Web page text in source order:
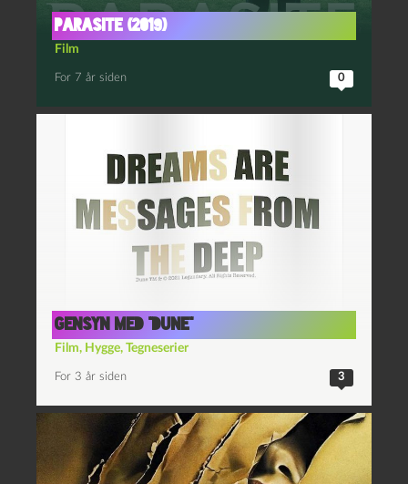
Parasite (2019)
Film
For 7 år siden 0
Gensyn med “Dune”
Film, Hygge, Tegneserier
For 3 år siden 3